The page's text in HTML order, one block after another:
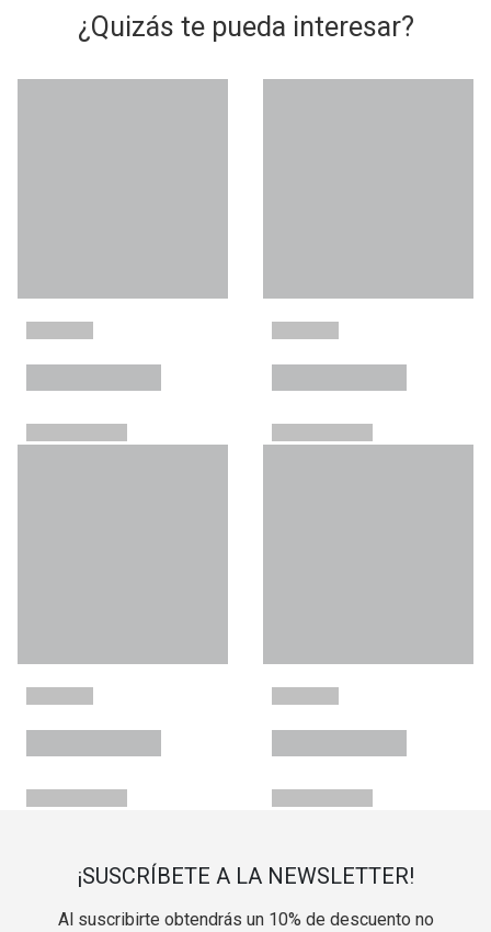
¿Quizás te pueda interesar?
¡SUSCRÍBETE A LA NEWSLETTER!
Al suscribirte obtendrás un 10% de descuento no